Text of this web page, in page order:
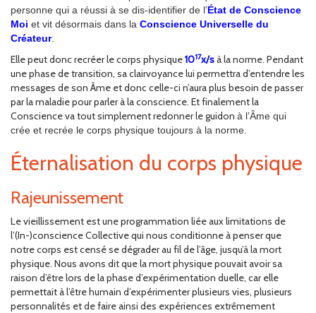
personne qui a réussi à se dis-identifier de l’État de Conscience
Moi et vit désormais dans la Conscience Universelle du
Créateur.
Elle peut donc recréer le corps physique1017x/sà la norme. Pendant
une phase de transition, sa clairvoyance lui permettra d’entendre les
messages de son Âme et donc celle-ci n’aura plus besoin de passer
par la maladie pour parler à la conscience. Et finalement la
Conscience va tout simplement redonner le guidon à l’Âme qui
crée et recrée le corps physique toujours à la norme.
Éternalisation du corps physique
Rajeunissement
Le vieillissement est une programmation liée aux limitations de
l’(In-)conscience Collective qui nous conditionne à penser que
notre corps est censé se dégrader au fil de l’âge, jusqu’à la mort
physique. Nous avons dit que la mort physique pouvait avoir sa
raison d’être lors de la phase d’expérimentation duelle, car elle
permettait à l’être humain d’expérimenter plusieurs vies, plusieurs
personnalités et de faire ainsi des expériences extrêmement